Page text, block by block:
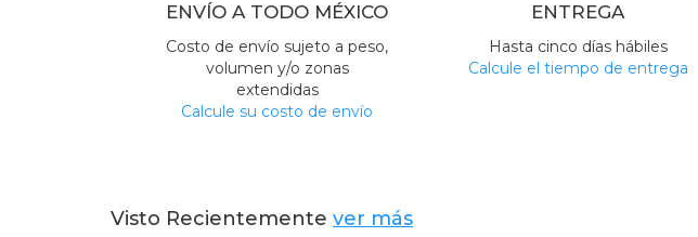
ENVÍO A TODO MÉXICO
Costo de envío sujeto a peso,
volumen y/o zonas
extendidas
Calcule su costo de envío
ENTREGA
Hasta cinco días hábiles
Calcule el tiempo de entrega
Visto Recientemente ver más